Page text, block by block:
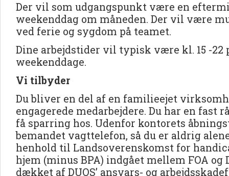
Der vil som udgangspunkt være en
weekenddag om måneden. Der vil være
ved ferie og sygdom på teamet.
Dine arbejdstider vil typisk være kl. 15 -22
weekenddage.
Vi tilbyder
Du bliver en del af en familieejet
engagerede medarbejdere. Du har en fast
få sparring hos. Udenfor kontorets
bemandet vagttelefon, så du er aldrig
henhold til Landsoverenskomst for
hjem (minus BPA) indgået mellem FOA og
dækket af DUOS’ ansvars- og